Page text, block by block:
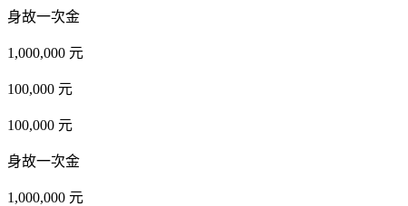
身故一次金
1,000,000 元
100,000 元
100,000 元
身故一次金
1,000,000 元